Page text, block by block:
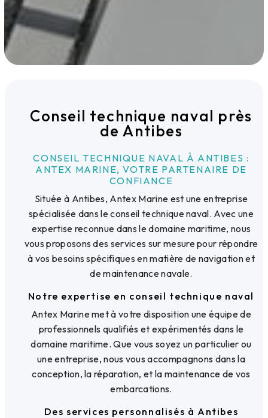
Conseil technique naval près
de Antibes
CONSEIL TECHNIQUE NAVAL À ANTIBES :
ANTEX MARINE, VOTRE PARTENAIRE DE
CONFIANCE
Située à Antibes, Antex Marine est une entreprise
spécialisée dans le conseil technique naval. Avec une
expertise reconnue dans le domaine maritime, nous
vous proposons des services sur mesure pour répondre
à vos besoins spécifiques en matière de navigation et
de maintenance navale.
Notre expertise en conseil technique naval
Antex Marine met à votre disposition une équipe de
professionnels qualifiés et expérimentés dans le
domaine maritime. Que vous soyez un particulier ou
une entreprise, nous vous accompagnons dans la
conception, la réparation, et la maintenance de vos
embarcations.
Des services personnalisés à Antibes